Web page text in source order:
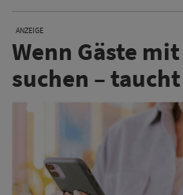
ANZEIGE
Wenn Gäste
suchen –